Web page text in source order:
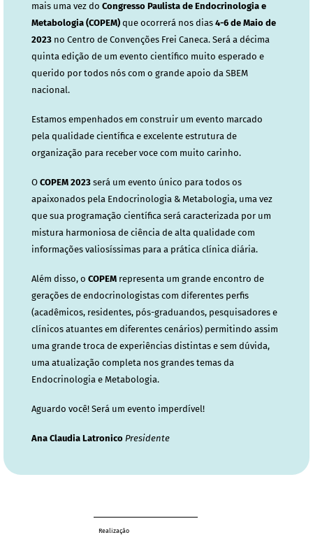
mais uma vez do Congresso Paulista de Endocrinologia e
Metabologia (COPEM)que ocorrerá nos dias 4-6 de Maio de
2023no Centro de Convenções Frei Caneca. Será a décima
quinta edição de um evento científico muito esperado e
querido por todos nós com o grande apoio da SBEM
nacional.
Estamos empenhados em construir um evento marcado
pela qualidade científica e excelente estrutura de
organização para receber voce com muito carinho.
O COPEM 2023será um evento único para todos os
apaixonados pela Endocrinologia & Metabologia, uma vez
que sua programação científica será caracterizada por um
mistura harmoniosa de ciência de alta qualidade com
informações valiosíssimas para a prática clínica diária.
Além disso, o COPEMrepresenta um grande encontro de
gerações de endocrinologistas com diferentes perfis
(acadêmicos, residentes, pós-graduandos, pesquisadores e
clínicos atuantes em diferentes cenários) permitindo assim
uma grande troca de experiências distintas e sem dúvida,
uma atualização completa nos grandes temas da
Endocrinologia e Metabologia.
Aguardo você! Será um evento imperdível!
Ana Claudia Latronico Presidente
Realização